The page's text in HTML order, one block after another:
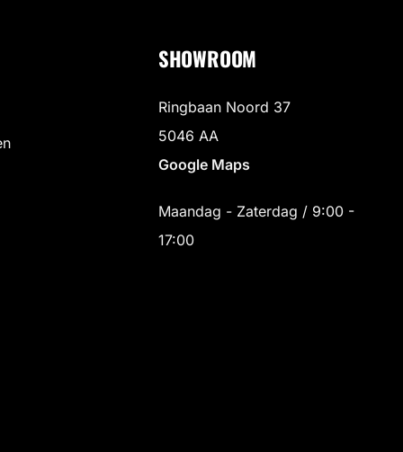
SHOWROOM
Ringbaan Noord 37
5046 AA
Google Maps
Maandag - Zaterdag / 9:00 -
17:00